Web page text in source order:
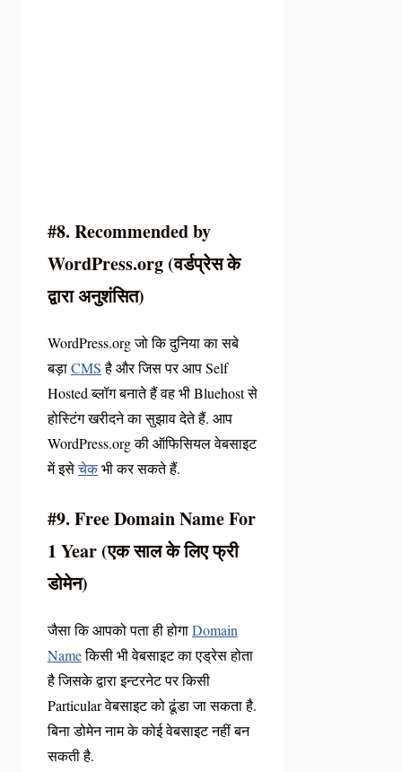
#8. Recommended by
WordPress.org (वर्डप्रेस के
द्वारा अनुशंसित)
WordPress.org जो कि दुनिया का सबे
बड़ाCMSहै और जिस पर आप Self
Hosted ब्लॉग बनाते हैं वह भी Bluehost से
होस्टिंग खरीदने का सुझाव देते हैं. आप
WordPress.org की ऑफिसियल वेबसाइट
में इसेचेकभी कर सकते हैं.
#9. Free Domain Name For
1 Year (एक साल के लिए फ्री
डोमेन)
जैसा कि आपको पता ही होगाDomain
Nameकिसी भी वेबसाइट का एड्रेस होता
है जिसके द्वारा इन्टरनेट पर किसी
Particular वेबसाइट को ढूंडा जा सकता है.
बिना डोमेन नाम के कोई वेबसाइट नहीं बन
सकती है.